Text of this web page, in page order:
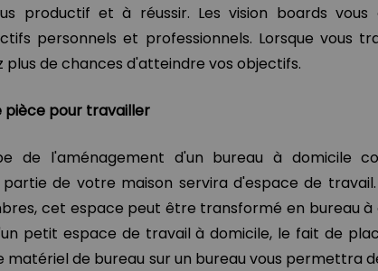
productif et à réussir. Les vision boards vous
personnels et professionnels. Lorsque vous
plus de chances d'atteindre vos objectifs.
pièce pour travailler
de l'aménagement d'un bureau à domicile
de votre maison servira d'espace de travail.
cet espace peut être transformé en bureau à
petit espace de travail à domicile, le fait de
de bureau sur un bureau vous permettra